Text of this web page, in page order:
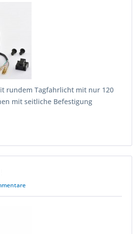
rundem Tagfahrlicht mit nur 120
mit seitliche Befestigung